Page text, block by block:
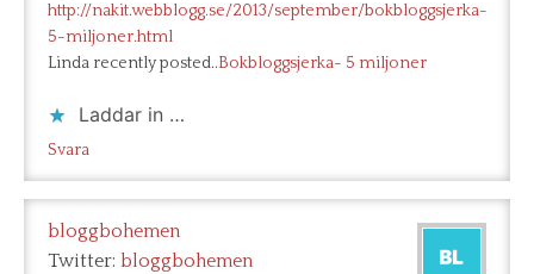
http://nakit.webblogg.se/2013/september/bokbloggsjerka-
5-miljoner.html
Linda recently posted..Bokbloggsjerka- 5 miljoner
Laddar in …
Svara
bloggbohemen
Twitter: bloggbohemen